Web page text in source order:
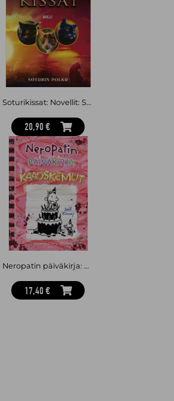
Soturikissat: Novellit: Soturin polku
20,90 €
Neropatin päiväkirja: Kaaoskemut : Neropatin päiväkirja 20
17,40 €